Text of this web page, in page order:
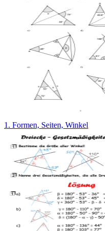
1. Formen, Seiten, Winkel